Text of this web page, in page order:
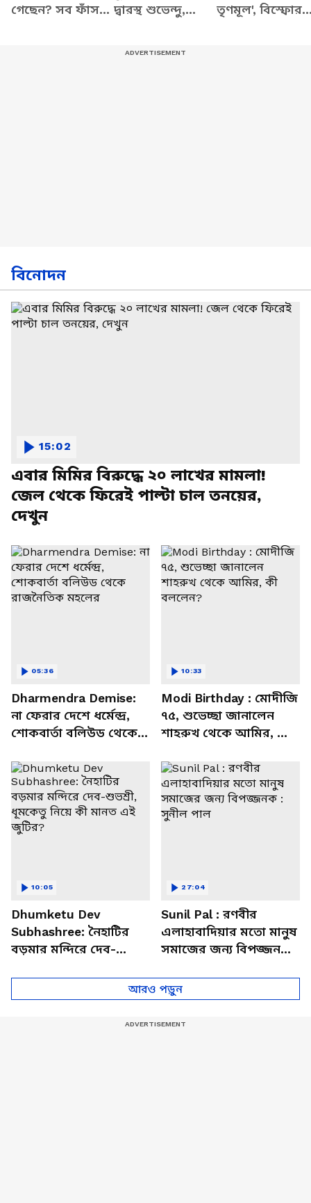
গেছেন? সব ফাঁস
দ্বারস্থ শুভেন্দু,
তৃণমূল',
বিনোদন
এবার মিমির বিরুদ্ধে ২০ লাখের মামলা!
জেল থেকে ফিরেই পাল্টা চাল তনয়ের,
দেখুন
15:02
Dharmendra Demise:
না ফেরার দেশে ধর্মেন্দ্র,
শোকবার্তা বলিউড থেকে
05:36
Modi Birthday : মোদীজি
৭৫, শুভেচ্ছা জানালেন
শাহরুখ থেকে আমির, কী
10:33
Dhumketu Dev
Subhashree: নৈহাটির
বড়মার মন্দিরে দেব-
10:05
Sunil Pal : রণবীর
এলাহাবাদিয়ার মতো মানুষ
সমাজের জন্য বিপজ্জনক :
27:04
আরও পড়ুন